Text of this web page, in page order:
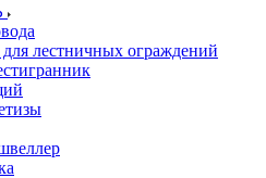
лестничных ограждений